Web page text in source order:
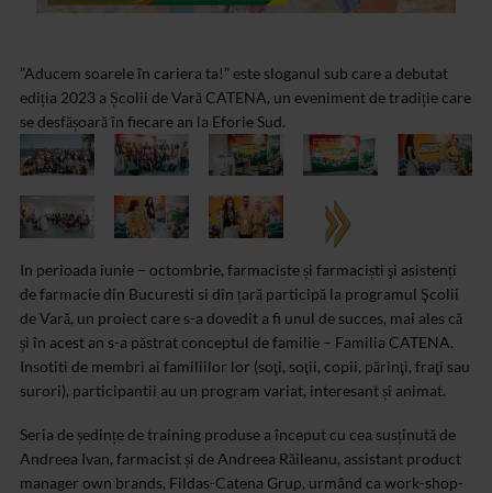
”Aducem soarele în cariera ta!” este sloganul sub care a debutat
ediția 2023 a Școlii de Vară CATENA, un eveniment de tradiție care
se desfășoară în fiecare an la Eforie Sud.
In perioada iunie – octombrie, farmaciste și farmaciști şi asistenți
de farmacie din Bucuresti si din țară participă la programul Şcolii
de Vară, un proiect care s-a dovedit a fi unul de succes, mai ales că
și în acest an s-a păstrat conceptul de familie – Familia CATENA.
Insotiti de membri ai familiilor lor (soţi, soţii, copii, părinţi, fraţi sau
surori), participantii au un program variat, interesant și animat.
Seria de ședințe de training produse a început cu cea susținută de
Andreea Ivan, farmacist și de Andreea Răileanu, assistant product
manager own brands, Fildas-Catena Grup, urmând ca work-shop-